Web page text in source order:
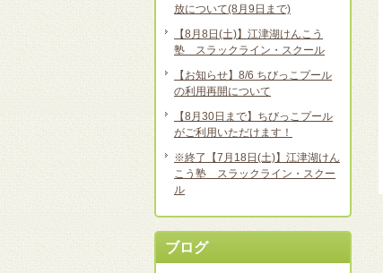
放について(8月9日まで)
【8月8日(土)】江津湖けんこう
塾 スラックライン・スクール
【お知らせ】8/6 ちびっこプール
の利用再開について
【8月30日まで】ちびっこプール
がご利用いただけます！
※終了【7月18日(土)】江津湖けん
こう塾 スラックライン・スクー
ル
ブログ